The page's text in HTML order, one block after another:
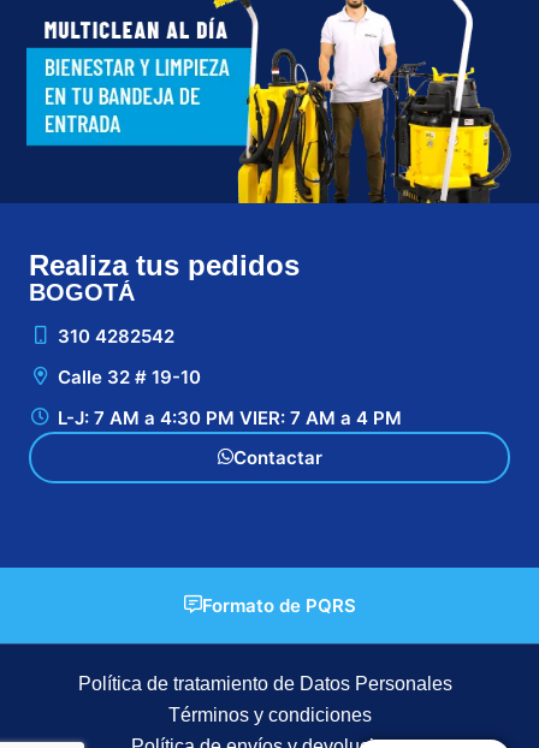
Realiza tus pedidos
BOGOTÁ
310 4282542
Calle 32 # 19-10
L-J: 7 AM a 4:30 PM VIER: 7 AM a 4 PM
Contactar
Formato de PQRS
Política de tratamiento de Datos Personales
Términos y condiciones